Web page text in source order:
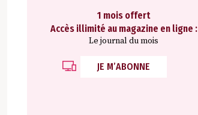
1 mois offert
Accès illimité au magazine en ligne :
Le journal du mois
JE M’ABONNE